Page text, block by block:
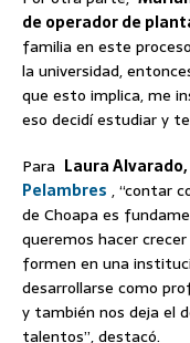
de operador de
familia en este
la universidad,
que esto implica, me
eso decidí estudiar y
Para Laura
Pelambres , “contar
de Choapa es
queremos hacer
formen en una
desarrollarse como
y también nos deja el
talentos”, destacó.